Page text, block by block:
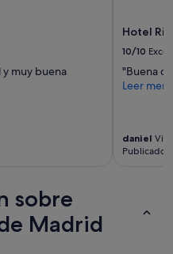
muy buena
Hotel
10/10
"Buena
Leer
daniel
Publicado
sobre
Madrid